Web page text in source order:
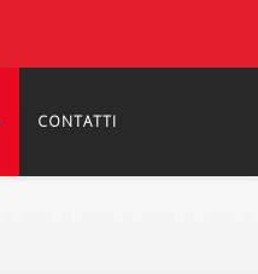
CONTATTI